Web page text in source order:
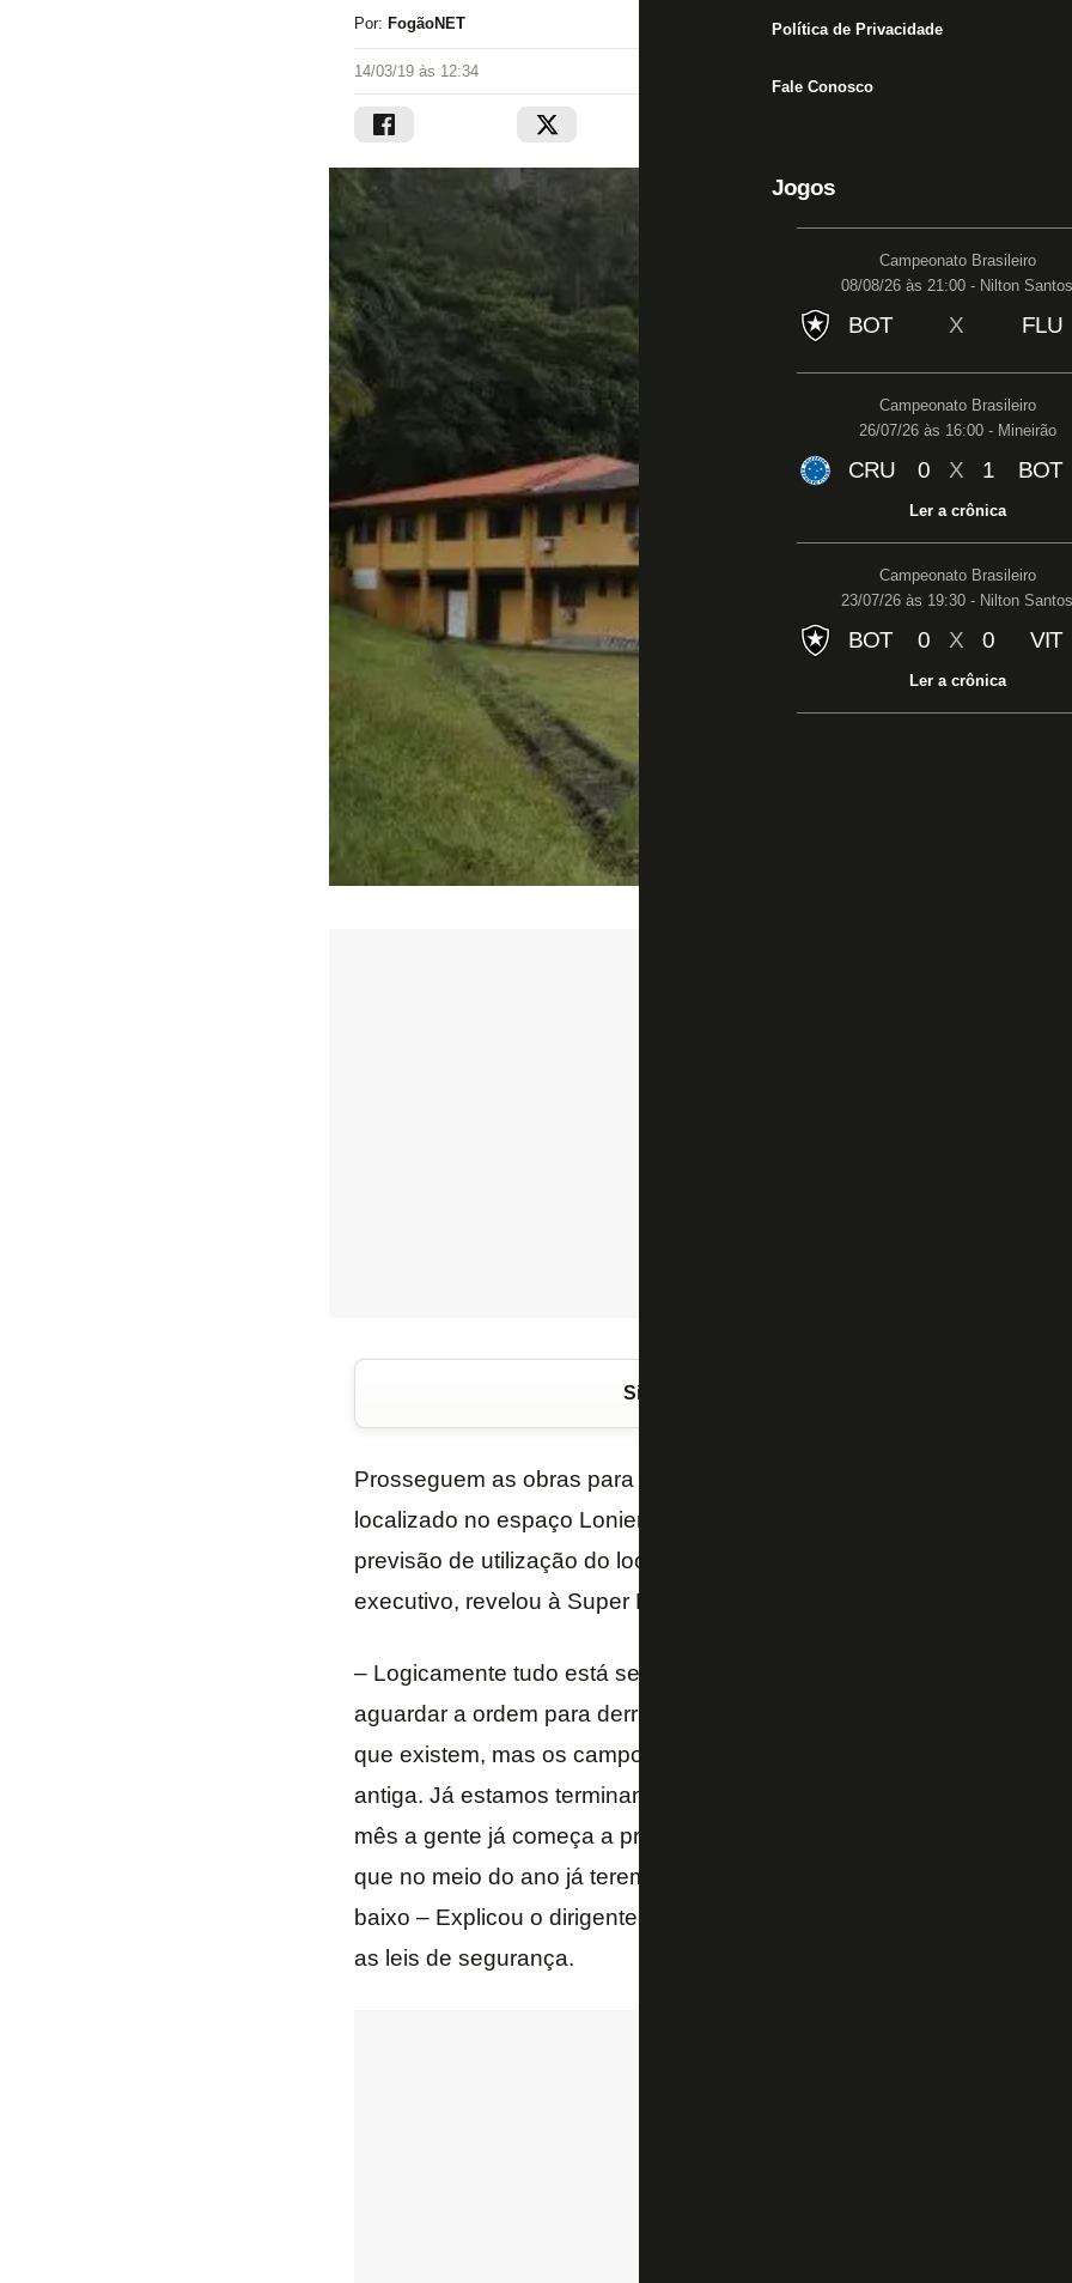
Política de Privacidade
Fale Conosco
Jogos
Campeonato Brasileiro
08/08/26 às 21:00 - Nilton Santos
BOT X FLU
Campeonato Brasileiro
26/07/26 às 16:00 - Mineirão
CRU 0 X 1 BOT
Ler a crônica
Campeonato Brasileiro
23/07/26 às 19:30 - Nilton Santos
BOT 0 X 0 VIT
Ler a crônica
Por: FogãoNET
14/03/19 às 12:34
Siga o FogãoNET
Prosseguem as obras para construção do Centro de Treinamento do
localizado no espaço Lonier, em Vargem Pequena, Zona Oeste do
previsão de utilização do local é para 2020. Luis Fernando Santos,
executivo, revelou à Super Rádio Tupi como está o andamento das
– Logicamente tudo está sendo feito cumprindo todas as exigências
aguardar a ordem para derrubada de árvores, autorização para a
que existem, mas os campos da parte superior já foi feita toda a
antiga. Já estamos terminando a terraplanagem e acredito que em
mês a gente já começa a preparar a parte de irrigação e o plantio.
que no meio do ano já teremos a parte de cima pronta e até o fim do
baixo – Explicou o dirigente, que revela que o projeto está sendo
as leis de segurança.